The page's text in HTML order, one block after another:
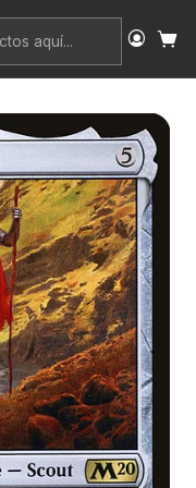
| Inglés | EX | M20